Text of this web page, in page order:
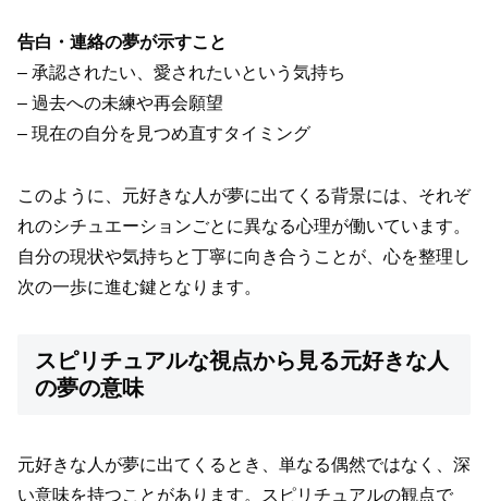
告白・連絡の夢が示すこと
– 承認されたい、愛されたいという気持ち
– 過去への未練や再会願望
– 現在の自分を見つめ直すタイミング
このように、元好きな人が夢に出てくる背景には、それぞ
れのシチュエーションごとに異なる心理が働いています。
自分の現状や気持ちと丁寧に向き合うことが、心を整理し
次の一歩に進む鍵となります。
スピリチュアルな視点から見る元好きな人
の夢の意味
元好きな人が夢に出てくるとき、単なる偶然ではなく、深
い意味を持つことがあります。スピリチュアルの観点で